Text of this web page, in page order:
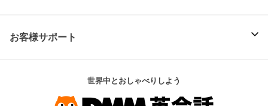
お客様サポート
世界中とおしゃべりしよう